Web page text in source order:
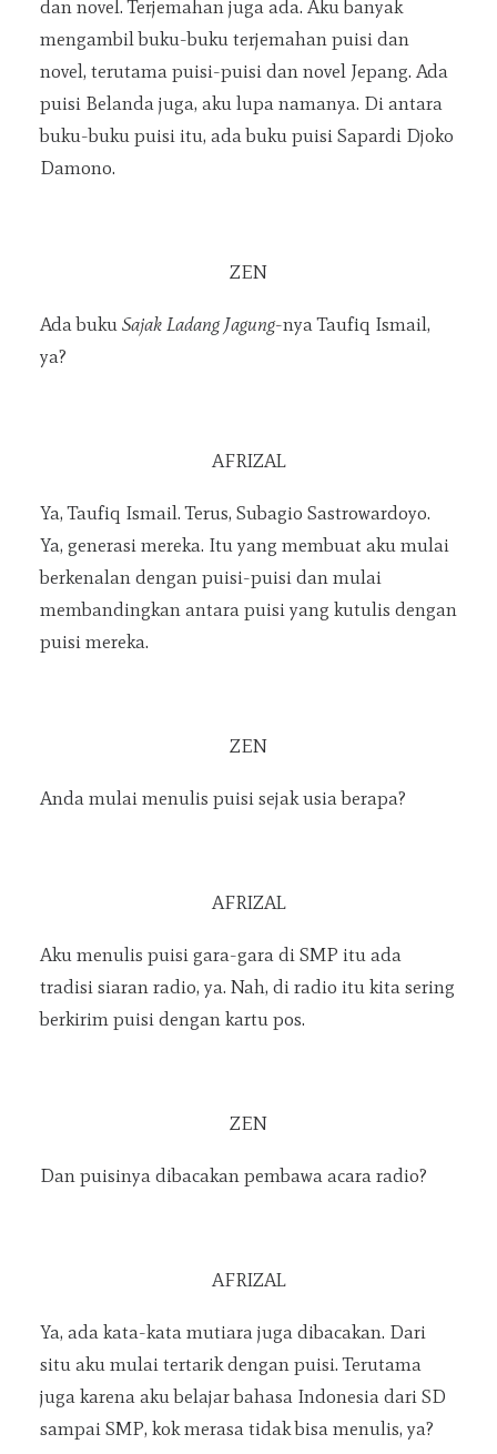
dan novel. Terjemahan juga ada. Aku banyak
mengambil buku-buku terjemahan puisi dan
novel, terutama puisi-puisi dan novel Jepang. Ada
puisi Belanda juga, aku lupa namanya. Di antara
buku-buku puisi itu, ada buku puisi Sapardi Djoko
Damono.
ZEN
Ada buku Sajak Ladang Jagung-nya Taufiq Ismail,
ya?
AFRIZAL
Ya, Taufiq Ismail. Terus, Subagio Sastrowardoyo.
Ya, generasi mereka. Itu yang membuat aku mulai
berkenalan dengan puisi-puisi dan mulai
membandingkan antara puisi yang kutulis dengan
puisi mereka.
ZEN
Anda mulai menulis puisi sejak usia berapa?
AFRIZAL
Aku menulis puisi gara-gara di SMP itu ada
tradisi siaran radio, ya. Nah, di radio itu kita sering
berkirim puisi dengan kartu pos.
ZEN
Dan puisinya dibacakan pembawa acara radio?
AFRIZAL
Ya, ada kata-kata mutiara juga dibacakan. Dari
situ aku mulai tertarik dengan puisi. Terutama
juga karena aku belajar bahasa Indonesia dari SD
sampai SMP, kok merasa tidak bisa menulis, ya?